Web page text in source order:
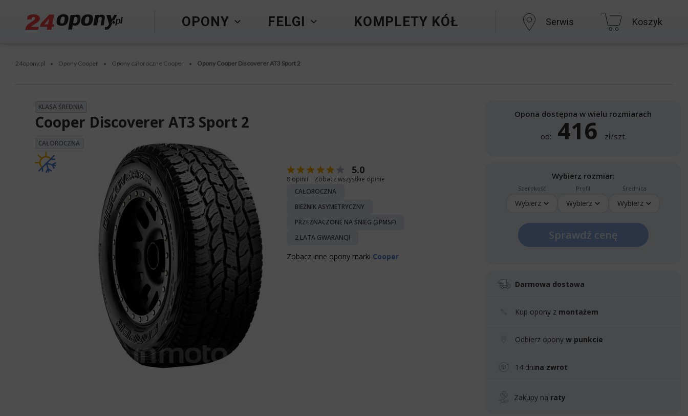
OPONY FELGI KOMPLETY KÓŁ Serwis Koszyk
24opony.pl • Opony Cooper • Opony całoroczne Cooper • Opony Cooper Discoverer AT3 Sport 2
KLASA ŚREDNIA
Cooper Discoverer AT3 Sport 2
CAŁOROCZNA
Opona dostępna w wielu rozmiarach
od: 416 zł/szt.
Wybierz rozmiar:
Szerokość
Wybierz
Profil
Wybierz
Średnica
Wybierz
Sprawdź cenę
Darmowa dostawa
Kup opony z montażem
Odbierz opony w punkcie
14 dnina zwrot
Zakupy na raty
5.0
8 opinii
Zobacz wszystkie opinie
CAŁOROCZNA
BIEŻNIK ASYMETRYCZNY
PRZEZNACZONE NA ŚNIEG (3PMSF)
2 LATA GWARANCJI
Zobacz inne opony marki Cooper